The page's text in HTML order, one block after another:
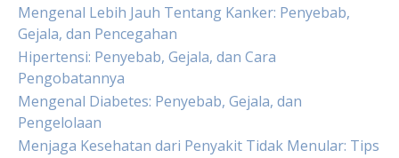
Mengenal Lebih Jauh Tentang Kanker: Penyebab,
Gejala, dan Pencegahan
Hipertensi: Penyebab, Gejala, dan Cara
Pengobatannya
Mengenal Diabetes: Penyebab, Gejala, dan
Pengelolaan
Menjaga Kesehatan dari Penyakit Tidak Menular: Tips